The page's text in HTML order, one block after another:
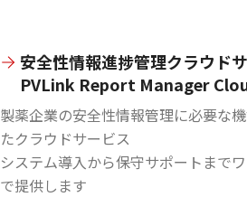
安全性情報進捗管理クラウド
PVLink Report Manager
製薬企業の安全性情報管理に必要な
たクラウドサービス
システム導入から保守サポートまで
で提供します